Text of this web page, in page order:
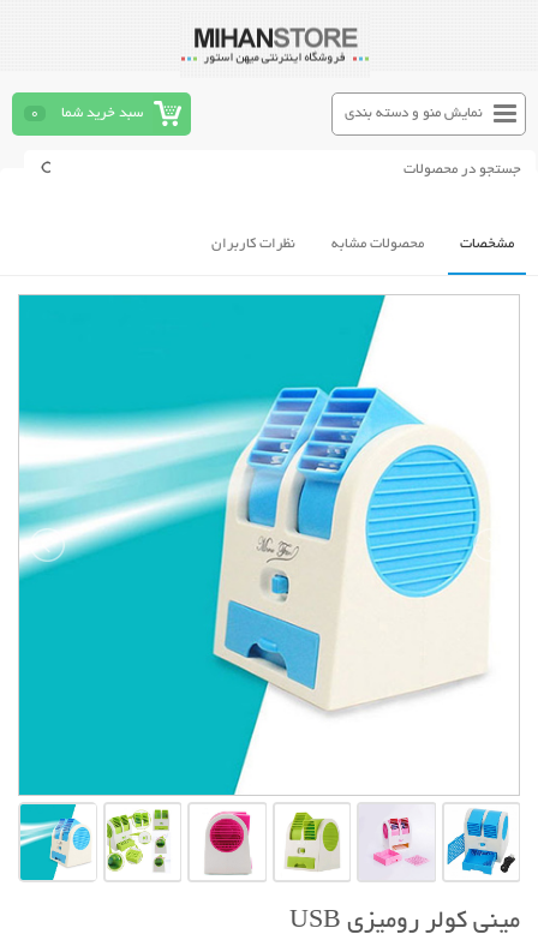
سبد خرید شما 0 نمایش منو و دسته بندی
مشخصات محصولات مشابه نظرات کاربران
مينی کولر روميزی USB